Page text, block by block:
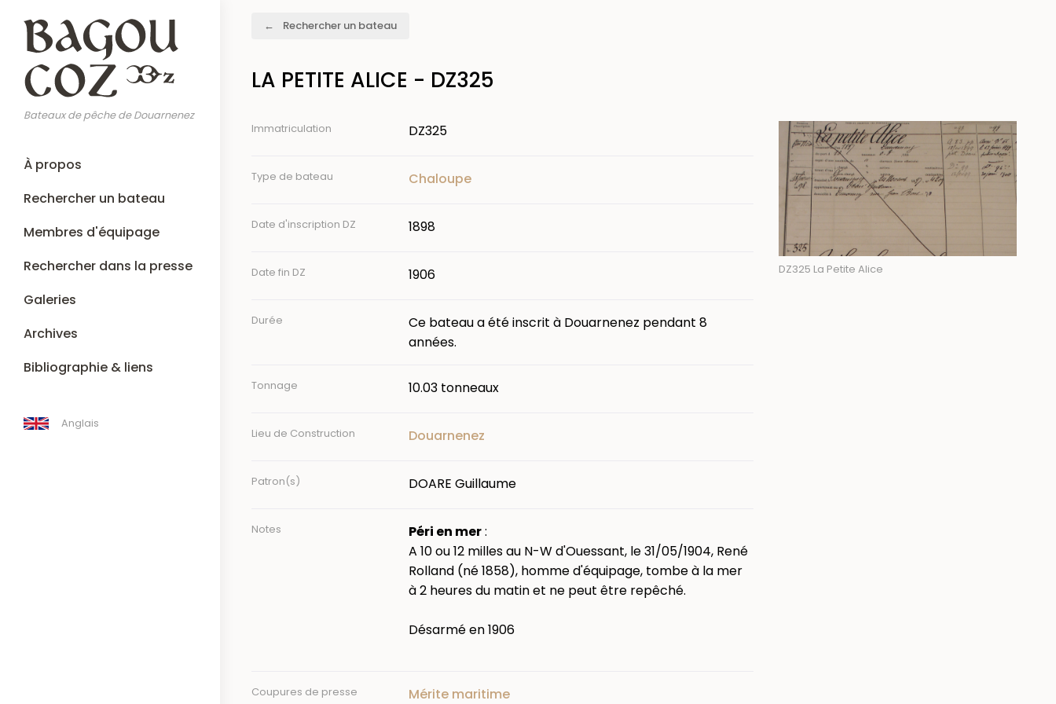
contenu
principal
Bateaux de pêche de Douarnenez
Main
navigation
À propos
Rechercher un bateau
Membres d'équipage
Rechercher dans la presse
Galeries
Archives
Bibliographie & liens
Anglais
Rechercher un bateau
LA PETITE ALICE - DZ325
Immatriculation DZ325
Type de bateau Chaloupe
Date d'inscription DZ 1898
Date fin DZ 1906
Durée
Ce bateau a été inscrit à Douarnenez pendant 8
années.
Tonnage 10.03 tonneaux
Lieu de Construction Douarnenez
Patron(s) DOARE Guillaume
Notes Péri en mer:
A 10 ou 12 milles au N-W d'Ouessant, le 31/05/1904, René
Rolland (né 1858), homme d'équipage, tombe à la mer
à 2 heures du matin et ne peut être repêché.
Désarmé en 1906
Coupures de presse Mérite maritime
Image
DZ325 La Petite Alice